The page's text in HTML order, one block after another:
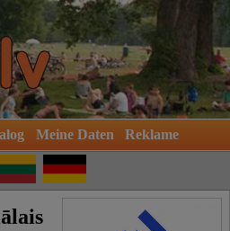
Meine Daten Reklame